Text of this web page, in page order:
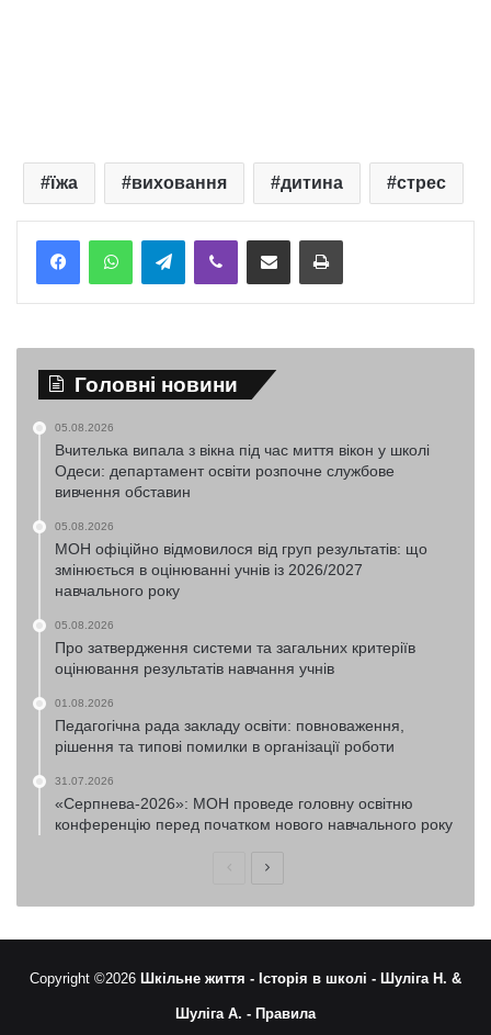
їжа виховання дитина стрес
TelegramViber Надіслати електронною поштоюНадрукувати
Головні новини
05.08.2026
Вчителька випала з вікна під час миття вікон у школі
Одеси: департамент освіти розпочне службове
вивчення обставин
05.08.2026
МОН офіційно відмовилося від груп результатів: що
змінюється в оцінюванні учнів із 2026/2027
навчального року
05.08.2026
Про затвердження системи та загальних критеріїв
оцінювання результатів навчання учнів
01.08.2026
Педагогічна рада закладу освіти: повноваження,
рішення та типові помилки в організації роботи
31.07.2026
«Серпнева-2026»: МОН проведе головну освітню
конференцію перед початком нового навчального року
ПопередняНаступна
Copyright ©2026 Шкільне життя - Історія в школі - Шуліга Н. &
Шуліга А. - Правила